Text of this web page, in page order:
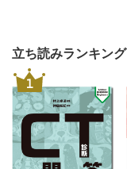
立ち読みランキング
1